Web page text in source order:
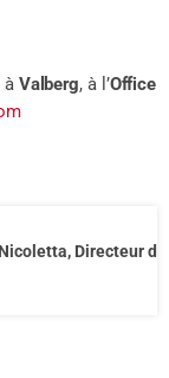
àValberg, à l’Office